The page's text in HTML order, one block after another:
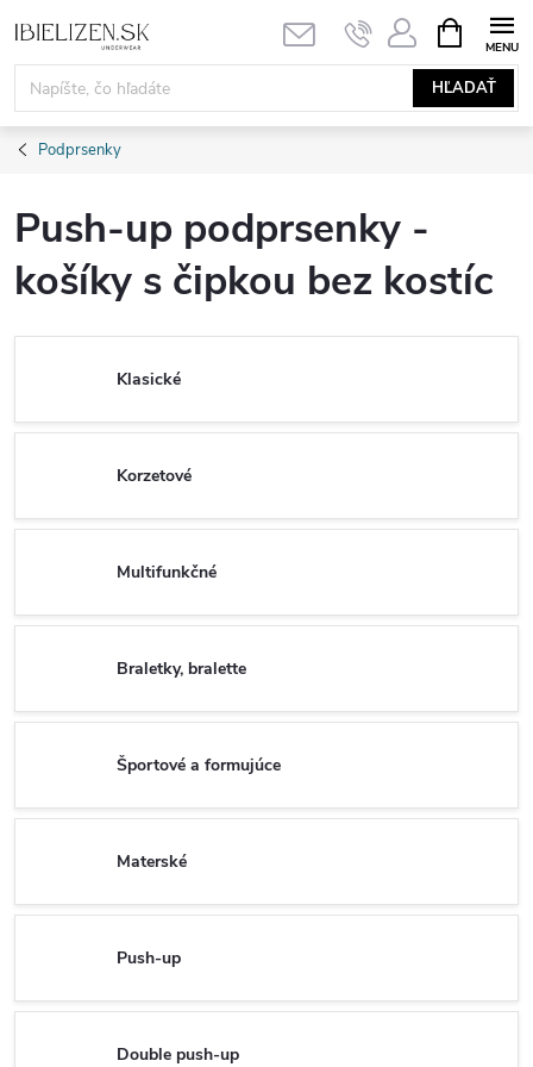
na
obsah
HĽADAŤ
KOŠÍK
Podprsenky
Push-up podprsenky -
košíky s čipkou bez kostíc
Klasické
Korzetové
Multifunkčné
Braletky, bralette
Športové a formujúce
Materské
Push-up
Double push-up